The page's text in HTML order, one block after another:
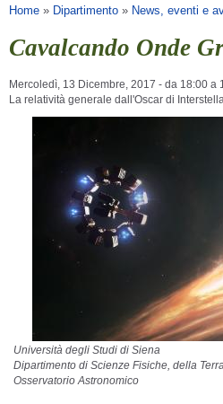
Tu sei qui
Home » Dipartimento » News, eventi e
Cavalcando Onde
Mercoledì, 13 Dicembre, 2017 - da 18:00 a
La relatività generale dall'Oscar di
Università degli Studi di Siena
Dipartimento di Scienze Fisiche, della
Osservatorio Astronomico